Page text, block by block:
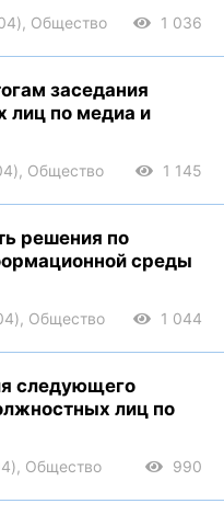
Общество 1 036
заседания
лиц по медиа и
Общество 1 145
решения по
среды
Общество 1 044
следующего
лиц по
Общество 990